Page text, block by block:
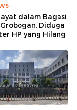
dalam Bagasi
Diduga
HP yang Hilang